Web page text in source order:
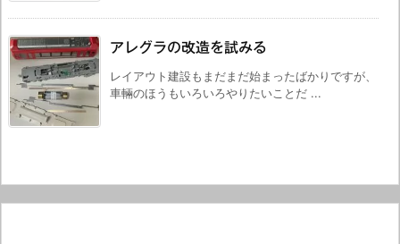
アレグラの改造を試みる
レイアウト建設もまだまだ始まったばかりですが、
車輛のほうもいろいろやりたいことだ ...